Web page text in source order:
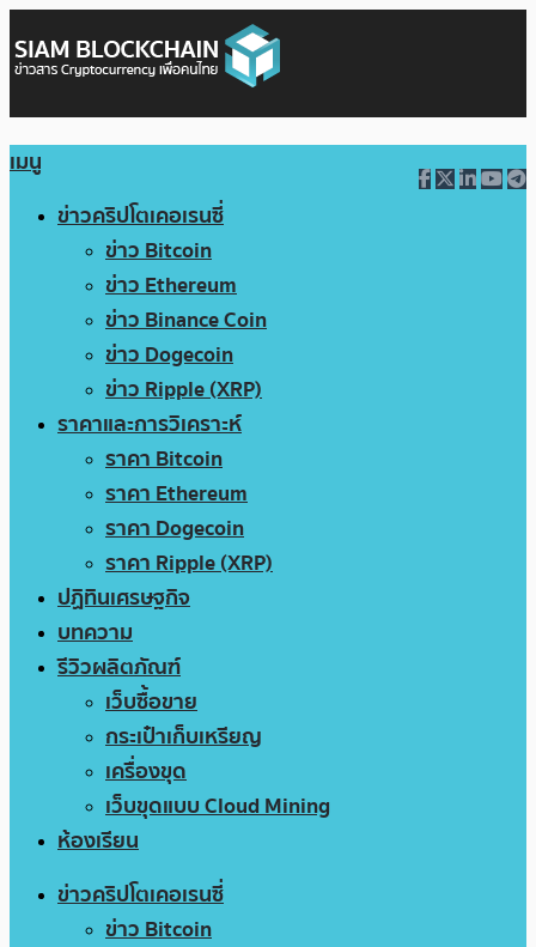
เมนู
ข่าวคริปโตเคอเรนซี่
ข่าว Bitcoin
ข่าว Ethereum
ข่าว Binance Coin
ข่าว Dogecoin
ข่าว Ripple (XRP)
ราคาและการวิเคราะห์
ราคา Bitcoin
ราคา Ethereum
ราคา Dogecoin
ราคา Ripple (XRP)
ปฏิทินเศรษฐกิจ
บทความ
รีวิวผลิตภัณฑ์
เว็บซื้อขาย
กระเป๋าเก็บเหรียญ
เครื่องขุด
เว็บขุดแบบ Cloud Mining
ห้องเรียน
ข่าวคริปโตเคอเรนซี่
ข่าว Bitcoin